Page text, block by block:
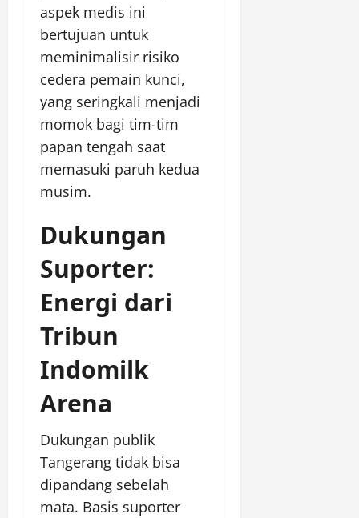
aspek medis ini
bertujuan untuk
meminimalisir risiko
cedera pemain kunci,
yang seringkali menjadi
momok bagi tim-tim
papan tengah saat
memasuki paruh kedua
musim.
Dukungan
Suporter:
Energi dari
Tribun
Indomilk
Arena
Dukungan publik
Tangerang tidak bisa
dipandang sebelah
mata. Basis suporter